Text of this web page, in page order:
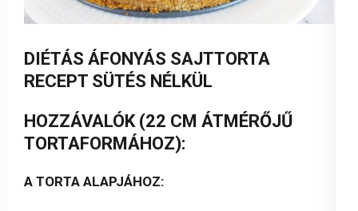
DIÉTÁS ÁFONYÁS SAJTTORTA
RECEPT SÜTÉS NÉLKÜL
HOZZÁVALÓK (22 CM ÁTMÉRŐJŰ
TORTAFORMÁHOZ):
A TORTA ALAPJÁHOZ: